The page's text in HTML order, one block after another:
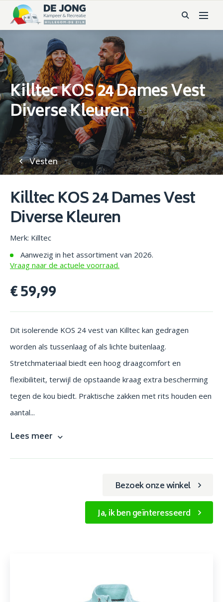
Killtec KOS 24 Dames Vest
Diverse Kleuren
Vesten
Killtec KOS 24 Dames Vest
Diverse Kleuren
Merk: Killtec
Aanwezig in het assortiment van 2026.
Vraag naar de actuele voorraad.
€ 59,99
Dit isolerende KOS 24 vest van Killtec kan gedragen
worden als tussenlaag of als lichte buitenlaag.
Stretchmateriaal biedt een hoog draagcomfort en
flexibiliteit, terwijl de opstaande kraag extra bescherming
tegen de kou biedt. Praktische zakken met rits houden een
aantal...
Lees meer
Bezoek onze winkel
Ja, ik ben geïnteresseerd